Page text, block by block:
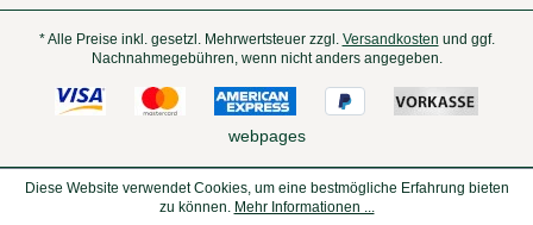
* Alle Preise inkl. gesetzl. Mehrwertsteuer zzgl. Versandkosten und ggf.
Nachnahmegebühren, wenn nicht anders angegeben.
webpages
Diese Website verwendet Cookies, um eine bestmögliche Erfahrung bieten
zu können. Mehr Informationen ...